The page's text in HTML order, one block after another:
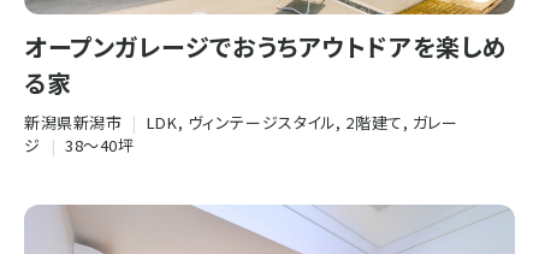
オープンガレージでおうちアウトドアを楽しめ
る家
新潟県新潟市 | LDK, ヴィンテージスタイル, 2階建て, ガレー
ジ
| 38〜40坪